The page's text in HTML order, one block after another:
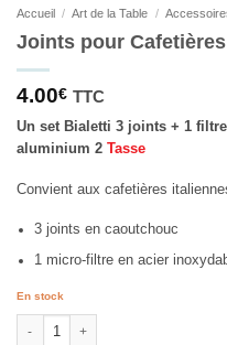
Accueil / Art de la Table /
Joints pour
4.00€ TTC
Un set Bialetti 3 joints + 1
aluminium 2 Tasse
Convient aux cafetières
3 joints en caoutchouc
1 micro-filtre en acier
En stock
quantité de Joints pour Cafetières